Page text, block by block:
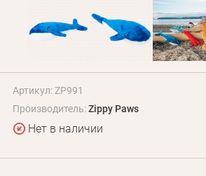
Артикул: ZP991
Производитель:Zippy Paws
Нет в наличии